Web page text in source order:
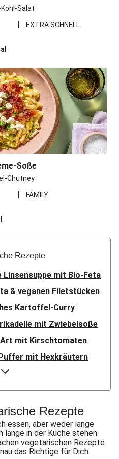
Salat
| EXTRA SCHNELL
Soße
Chutney
| FAMILY
Rezepte
mit Bio-Feta
& veganen Filetstücken
Kartoffel-Curry
mit Zwiebelsoße
mit Kirschtomaten
mit Hexkräutern
Ziegenkäse & Birne
Bio-Feta & Birne
Mumbai Pav Bhaji
Kartoffel-Curry
mit Hexkräutern
Linsen Dal Bhat
Rezepte
essen, aber weder lange
lange in der Küche stehen
vegetarischen Rezepte
das Richtige für Dich.